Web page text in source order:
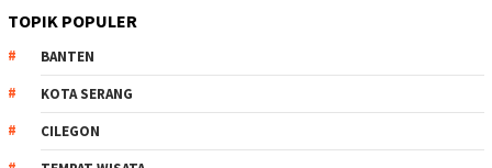
TOPIK POPULER
BANTEN
KOTA SERANG
CILEGON